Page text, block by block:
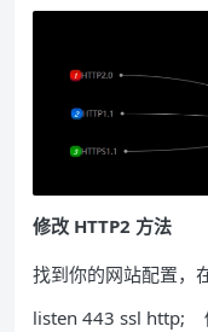
修改 HTTP2 方法
找到你的网站配置，
listen 443 ssl http;